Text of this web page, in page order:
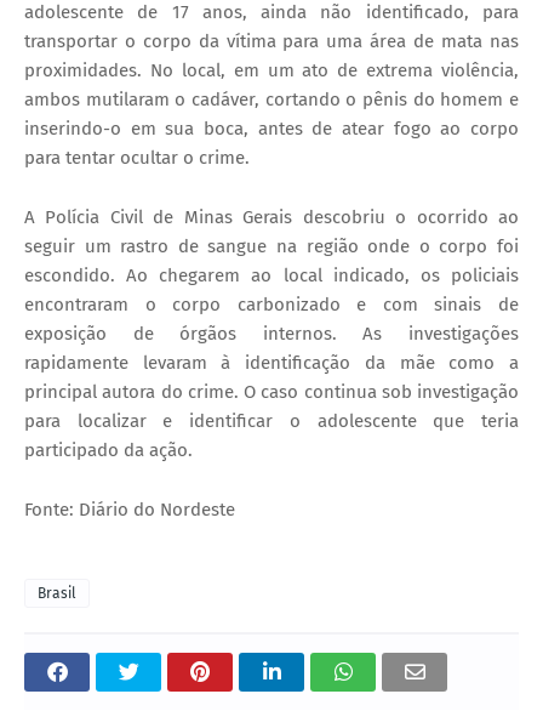
adolescente de 17 anos, ainda não identificado, para
transportar o corpo da vítima para uma área de mata nas
proximidades. No local, em um ato de extrema violência,
ambos mutilaram o cadáver, cortando o pênis do homem e
inserindo-o em sua boca, antes de atear fogo ao corpo
para tentar ocultar o crime.
A Polícia Civil de Minas Gerais descobriu o ocorrido ao
seguir um rastro de sangue na região onde o corpo foi
escondido. Ao chegarem ao local indicado, os policiais
encontraram o corpo carbonizado e com sinais de
exposição de órgãos internos. As investigações
rapidamente levaram à identificação da mãe como a
principal autora do crime. O caso continua sob investigação
para localizar e identificar o adolescente que teria
participado da ação.
Fonte: Diário do Nordeste
Brasil